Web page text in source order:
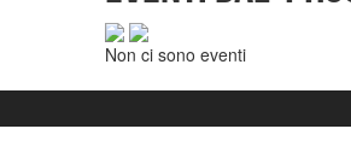
Non ci sono eventi